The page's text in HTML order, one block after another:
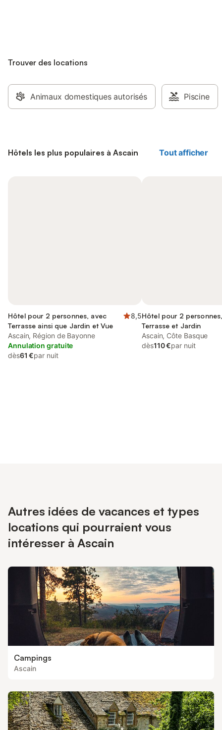
Trouver des locations
Animaux domestiques autorisés Piscine
Hôtels les plus populaires à Ascain Tout afficher
Hôtel pour 2 personnes, avec
Terrasse ainsi que Jardin et Vue
8,5
Ascain, Région de Bayonne
Annulation gratuite
dès61 €par nuit
Hôtel pour 2
Terrasse et Jardin
Ascain, Côte Basque
dès110 €par nuit
Autres idées de vacances et types
locations qui pourraient vous
intéresser à Ascain
Campings
Ascain